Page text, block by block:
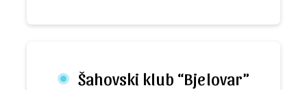
Šahovski klub “Bjelovar”